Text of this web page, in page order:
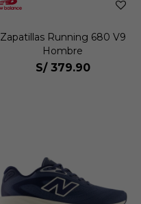
Zapatillas Running 680 V9
Hombre
S/ 379.90